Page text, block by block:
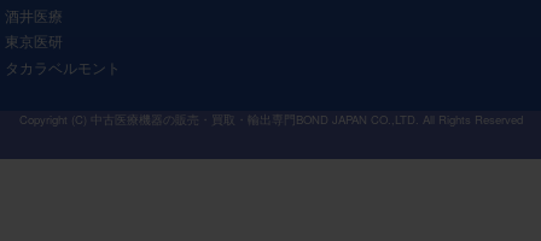
酒井医療
東京医研
タカラベルモント
Copyright (C) 中古医療機器の販売・買取・輸出専門BOND JAPAN CO.,LTD. All Rights Reserved